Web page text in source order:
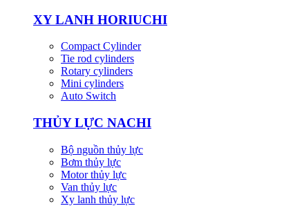
XY LANH HORIUCHI
Compact Cylinder
Tie rod cylinders
Rotary cylinders
Mini cylinders
Auto Switch
THỦY LỰC NACHI
Bộ nguồn thủy lực
Bơm thủy lực
Motor thủy lực
Van thủy lực
Xy lanh thủy lực